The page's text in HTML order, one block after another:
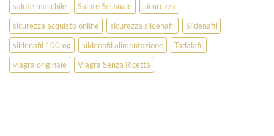
salute maschile
Salute Sessuale
sicurezza
sicurezza acquisto online
sicurezza sildenafil
Sildenafil
sildenafil 100mg
sildenafil alimentazione
Tadalafil
viagra originale
Viagra Senza Ricetta